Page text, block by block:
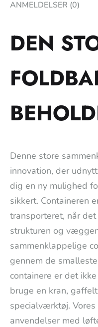
ANMELDELSER (0)
DEN
Denne store
innovation, der
dig en ny mulighed
sikkert. Containeren
transporteret, når
strukturen og
sammenklappelige
gennem de
containere er det
bruge en kran,
specialværktøj.
anvendelser med